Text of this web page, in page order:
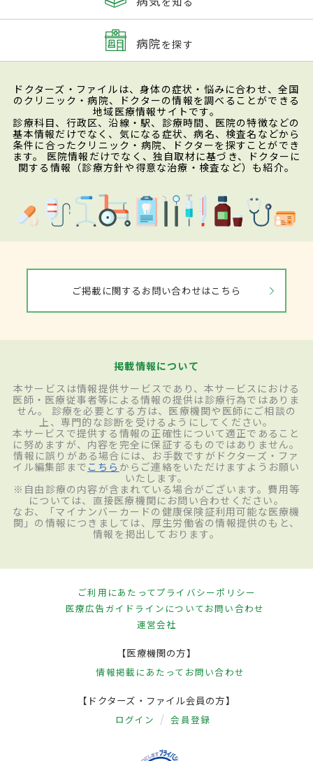
病院を探す
ドクターズ・ファイルは、身体の症状・悩みに合わせ、全国
のクリニック・病院、ドクターの情報を調べることができる
地域医療情報サイトです。
診療科目、行政区、沿線・駅、診療時間、医院の特徴などの
基本情報だけでなく、気になる症状、病名、検査名などから
条件に合ったクリニック・病院、ドクターを探すことができ
ます。 医院情報だけでなく、独自取材に基づき、ドクターに
関する情報（診療方針や得意な治療・検査など）も紹介。
ご掲載に関するお問い合わせはこちら
掲載情報について
本サービスは情報提供サービスであり、本サービスにおける
医師・医療従事者等による情報の提供は診療行為ではありま
せん。 診療を必要とする方は、医療機関や医師にご相談の
上、専門的な診断を受けるようにしてください。
本サービスで提供する情報の正確性について適正であること
に努めますが、内容を完全に保証するものではありません。
情報に誤りがある場合には、お手数ですがドクターズ・ファ
イル編集部まで こちら からご連絡をいただけますようお願い
いたします。
※自由診療の内容が含まれている場合がございます。費用等
については、直接医療機関にお問い合わせください。
なお、「マイナンバーカードの健康保険証利用可能な医療機
関」の情報につきましては、厚生労働省の情報提供のもと、
情報を掲出しております。
ご利用にあたってプライバシーポリシー
医療広告ガイドラインについてお問い合わせ
運営会社
【医療機関の方】
情報掲載にあたって お問い合わせ
【ドクターズ・ファイル会員の方】
ログイン 会員登録